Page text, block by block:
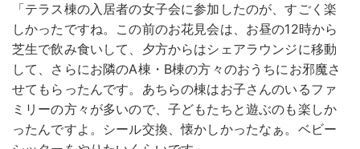
「テラス棟の入居者の女子会に参加したのが、すごく楽
しかったですね。この前のお花見会は、お昼の12時から
芝生で飲み食いして、夕方からはシェアラウンジに移動
して、さらにお隣のA棟・B棟の方々のおうちにお邪魔さ
せてもらったんです。あちらの棟はお子さんのいるファ
ミリーの方々が多いので、子どもたちと遊ぶのも楽しか
ったんですよ。シール交換、懐かしかったなぁ。ベビー